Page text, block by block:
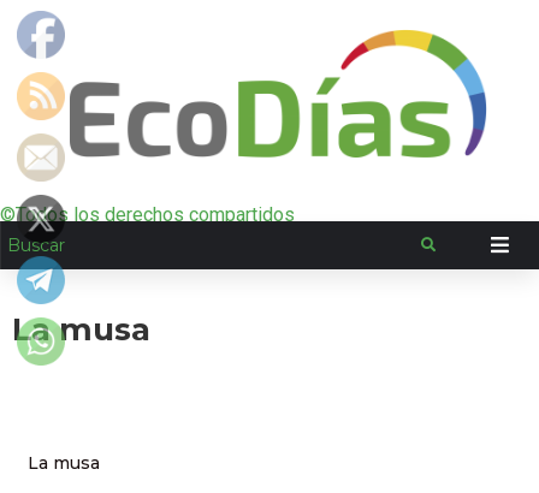
©Todos los derechos compartidos
La musa
La musa